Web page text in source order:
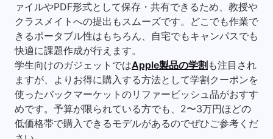
ァイルやPDF形式として保存・共有できるため、教授や
クラスメイトへの提出もスムーズです。どこでも作業で
きるポータブル性はもちろん、自宅でもキャンパスでも
快適に課題作成が行えます。
学生向けのガジェットではApple製品の学割 も注目され
ますが、よりお得に購入する方法として学割クーポンを
使ったバックマーケットのリファービッシュ品がおすす
めです。予算が限られている方でも、2〜3万円ほどの
低価格帯で購入できるモデルがあるのでぜひご参考くだ